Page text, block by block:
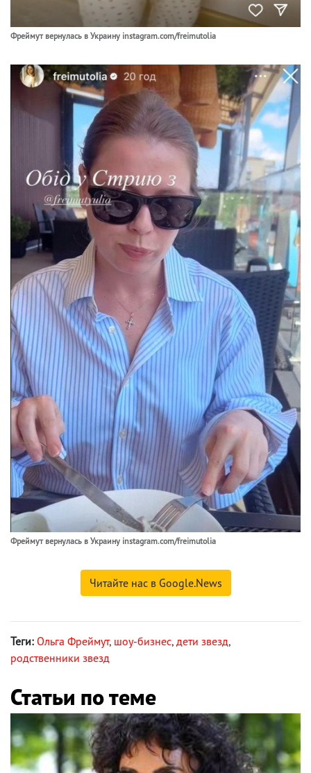
Фреймут вернулась в Украину instagram.com/freimutolia
Фреймут вернулась в Украину instagram.com/freimutolia
Читайте нас в Google.News
Теги: Ольга Фреймут, шоу-бизнес, дети звезд,
родственники звезд
Статьи по теме